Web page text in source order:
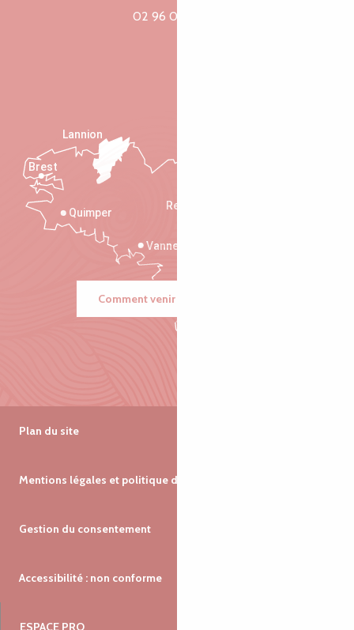
02 96 05 60 70
Rennes
Vannes
Quimper
Lannion
Brest
Comment venir ?
Plan du site
Mentions légales et politique de confidentialité
Gestion du consentement
Accessibilité : non conforme
ESPACE PRO